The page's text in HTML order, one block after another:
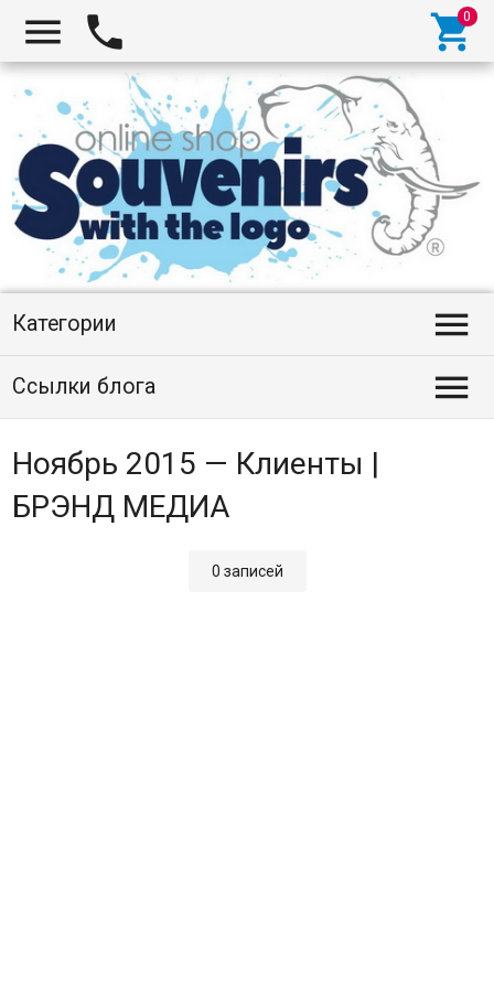
  
Категории 
Ссылки блога 
Ноябрь 2015 — Клиенты |
БРЭНД МЕДИА
0 записей